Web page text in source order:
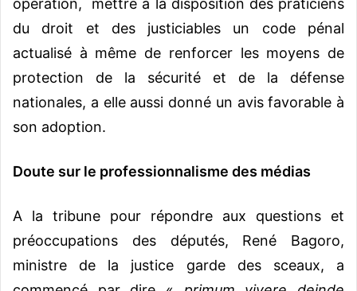
opération, mettre à la disposition des praticiens
du droit et des justiciables un code pénal
actualisé à même de renforcer les moyens de
protection de la sécurité et de la défense
nationales, a elle aussi donné un avis favorable à
son adoption.
Doute sur le professionnalisme des médias
A la tribune pour répondre aux questions et
préoccupations des députés, René Bagoro,
ministre de la justice garde des sceaux, a